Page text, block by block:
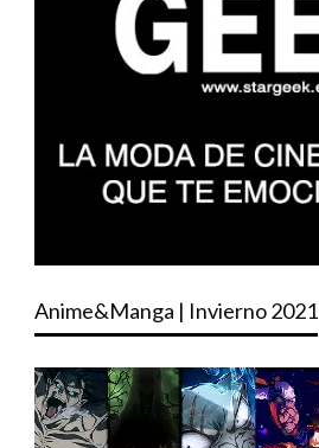
Anime&Manga | Invierno 2021